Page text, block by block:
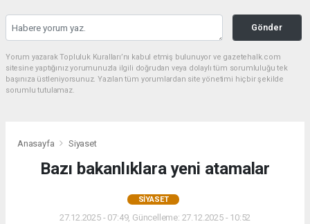
Gönder
Yorum yazarak Topluluk Kuralları’nı kabul etmiş bulunuyor ve gazetehalk.com
sitesine yaptığınız yorumunuzla ilgili doğrudan veya dolaylı tüm sorumluluğu tek
başınıza üstleniyorsunuz. Yazılan tüm yorumlardan site yönetimi hiçbir şekilde
sorumlu tutulamaz.
Anasayfa Siyaset
Bazı bakanlıklara yeni atamalar
SIYASET
27.12.2025 - 07:49, Güncelleme: 27.12.2025 - 10:52